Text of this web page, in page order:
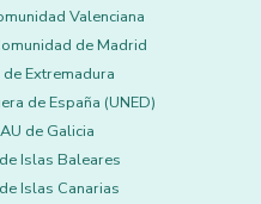
Valenciana
de Madrid
de Extremadura
de España (UNED)
de Galicia
Islas Baleares
Islas Canarias